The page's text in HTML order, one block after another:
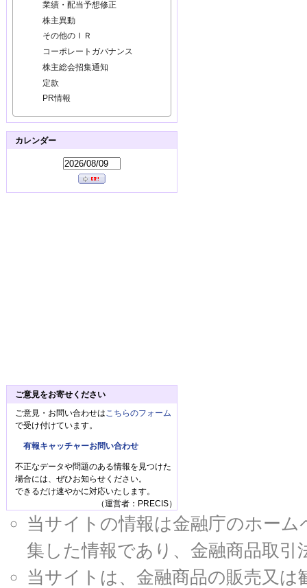
業績・配当予想修正
株主異動
その他のＩＲ
コーポレートガバナンス
株主総会招集通知
定款
PR情報
カレンダー
ご意見をお寄せください
ご意見・お問い合わせは こちらのフォーム
で受け付けています。
有報キャッチャーお問い合わせ
不正なデータや問題のある情報を見つけた
場合には、ぜひお知らせください。
できるだけ速やかに対応いたします。
（運営者：PRECIS）
当サイトの情報は金融庁のホー
集した情報であり、金融商品取
当サイトは、金融商品の販売又